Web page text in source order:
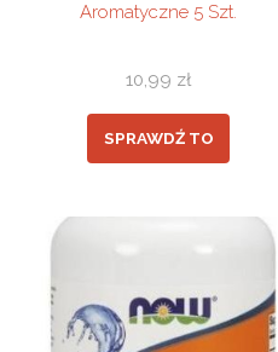
Aromatyczne 5 Szt.
10,99 zł
SPRAWDŹ TO